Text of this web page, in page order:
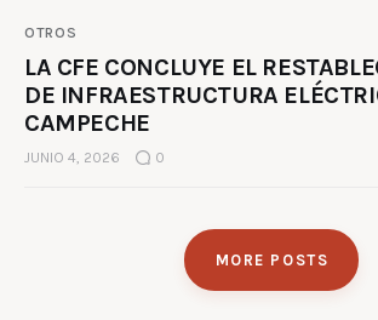
OTROS
LA CFE CONCLUYE EL
DE INFRAESTRUCTURA
CAMPECHE
JUNIO 4, 2026 0
MORE POSTS